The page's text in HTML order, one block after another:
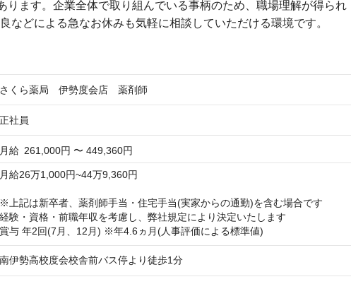
ります。企業全体で取り組んでいる事柄のため、職場理解が得られ
などによる急なお休みも気軽に相談していただける環境です。
さくら薬局 伊勢度会店 薬剤師
正社員
月給 261,000円 〜 449,360円
月給26万1,000円~44万9,360円
※上記は新卒者、薬剤師手当・住宅手当(実家からの通勤)を含む場合です
経験・資格・前職年収を考慮し、弊社規定により決定いたします
賞与 年2回(7月、12月) ※年4.6ヵ月(人事評価による標準値)
南伊勢高校度会校舎前バス停より徒歩1分